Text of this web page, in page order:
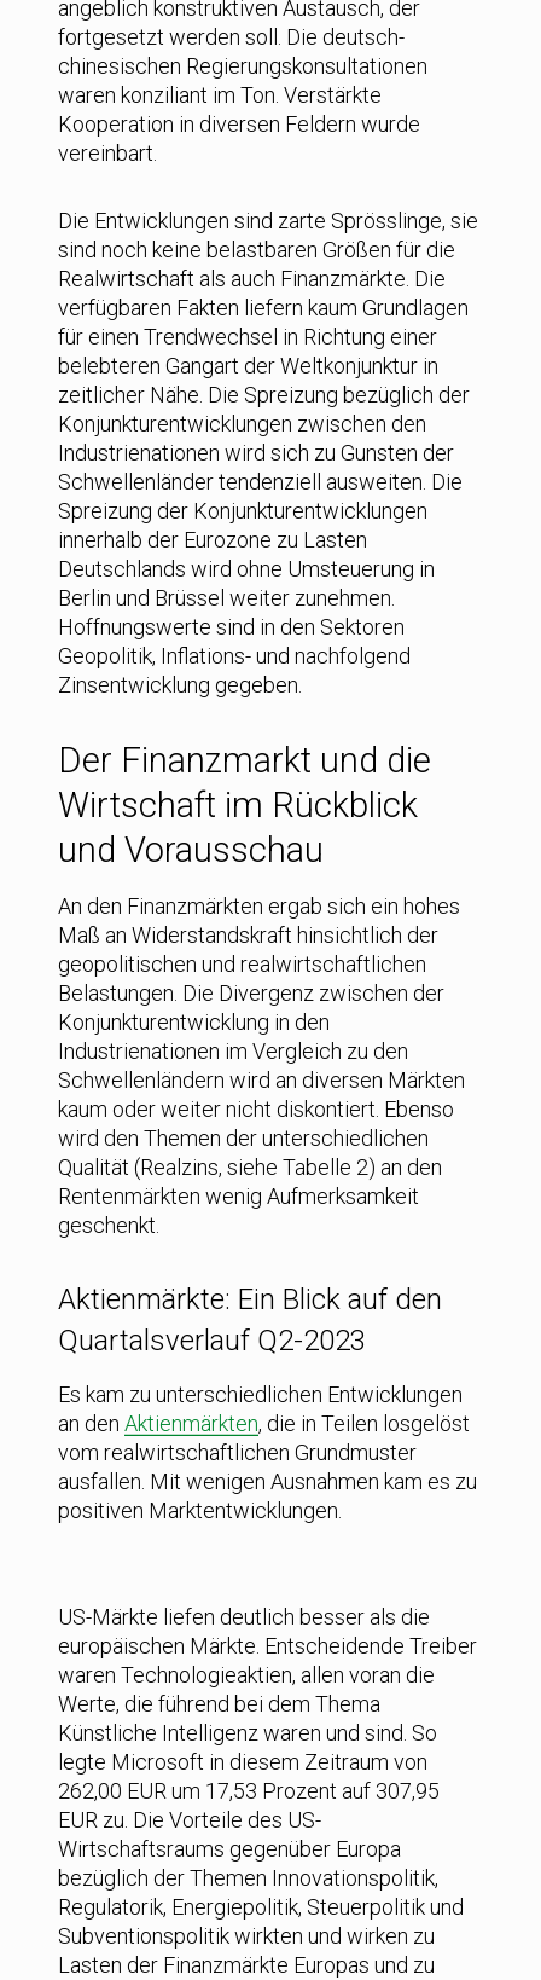
angeblich konstruktiven Austausch, der
fortgesetzt werden soll. Die deutsch-
chinesischen Regierungskonsultationen
waren konziliant im Ton. Verstärkte
Kooperation in diversen Feldern wurde
vereinbart.
Die Entwicklungen sind zarte Sprösslinge, sie
sind noch keine belastbaren Größen für die
Realwirtschaft als auch Finanzmärkte. Die
verfügbaren Fakten liefern kaum Grundlagen
für einen Trendwechsel in Richtung einer
belebteren Gangart der Weltkonjunktur in
zeitlicher Nähe. Die Spreizung bezüglich der
Konjunkturentwicklungen zwischen den
Industrienationen wird sich zu Gunsten der
Schwellenländer tendenziell ausweiten. Die
Spreizung der Konjunkturentwicklungen
innerhalb der Eurozone zu Lasten
Deutschlands wird ohne Umsteuerung in
Berlin und Brüssel weiter zunehmen.
Hoffnungswerte sind in den Sektoren
Geopolitik, Inflations- und nachfolgend
Zinsentwicklung gegeben.
Der Finanzmarkt und die
Wirtschaft im Rückblick
und Vorausschau
An den Finanzmärkten ergab sich ein hohes
Maß an Widerstandskraft hinsichtlich der
geopolitischen und realwirtschaftlichen
Belastungen. Die Divergenz zwischen der
Konjunkturentwicklung in den
Industrienationen im Vergleich zu den
Schwellenländern wird an diversen Märkten
kaum oder weiter nicht diskontiert. Ebenso
wird den Themen der unterschiedlichen
Qualität (Realzins, siehe Tabelle 2) an den
Rentenmärkten wenig Aufmerksamkeit
geschenkt.
Aktienmärkte: Ein Blick auf den
Quartalsverlauf Q2-2023
Es kam zu unterschiedlichen Entwicklungen
an den Aktienmärkten, die in Teilen losgelöst
vom realwirtschaftlichen Grundmuster
ausfallen. Mit wenigen Ausnahmen kam es zu
positiven Marktentwicklungen.
US-Märkte liefen deutlich besser als die
europäischen Märkte. Entscheidende Treiber
waren Technologieaktien, allen voran die
Werte, die führend bei dem Thema
Künstliche Intelligenz waren und sind. So
legte Microsoft in diesem Zeitraum von
262,00 EUR um 17,53 Prozent auf 307,95
EUR zu. Die Vorteile des US-
Wirtschaftsraums gegenüber Europa
bezüglich der Themen Innovationspolitik,
Regulatorik, Energiepolitik, Steuerpolitik und
Subventionspolitik wirkten und wirken zu
Lasten der Finanzmärkte Europas und zu